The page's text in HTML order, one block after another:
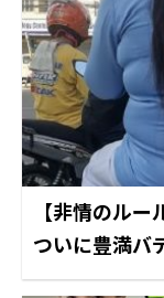
【非情のル
ついに豊満バ